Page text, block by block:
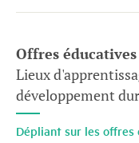
Offres éducatives
Lieux
développement
Dépliant sur les offres